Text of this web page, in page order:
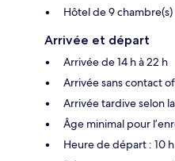
Hôtel de 9 chambre(s)
Arrivée et départ
Arrivée de 14 h à 22 h
Arrivée sans contact
Arrivée tardive selon
Âge minimal pour
Heure de départ : 10